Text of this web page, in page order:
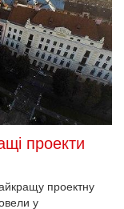
проекти
проектну
у